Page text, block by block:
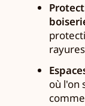
où l'on